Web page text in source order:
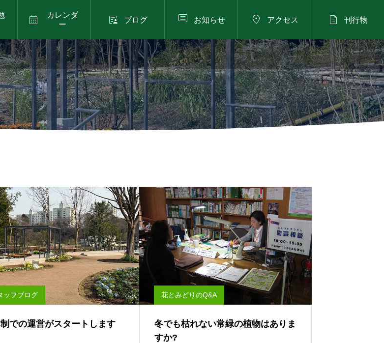

カレンダ
ー
 ブログ  お知らせ  アクセス  刊行物
2026年8月23日（日）
ハナバチの巣箱づくり
ワークショップ
2026年8月23日（日）
【グリーンライブセン
ターALOHA企画】 第1
回親子でハワイの花飾
りを編んでみよう

スタッフブログ
五月の飾りつけをしました
2026.04.21

ッフブログ
での運営がスタートします
花とみどりのQ&A
冬でも枯れない常緑の植物はありま
すか?